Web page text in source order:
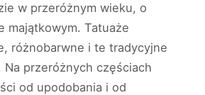
w przeróżnym wieku, o
majątkowym. Tatuaże
różnobarwne i te tradycyjne
Na przeróżnych częściach
od upodobania i od